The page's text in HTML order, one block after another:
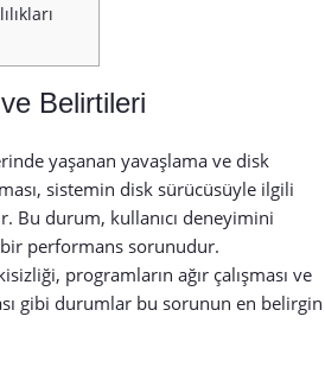
Belirtileri
yaşanan yavaşlama ve disk
sistemin disk sürücüsüyle ilgili
Bu durum, kullanıcı deneyimini
performans sorunudur.
programların ağır çalışması ve
gibi durumlar bu sorunun en belirgin